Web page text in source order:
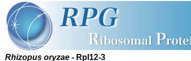
Rhizopus oryzae - Rpl12-3